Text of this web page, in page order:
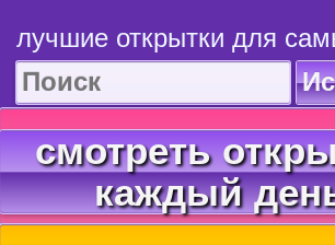
лучшие открытки для
смотреть
каждый